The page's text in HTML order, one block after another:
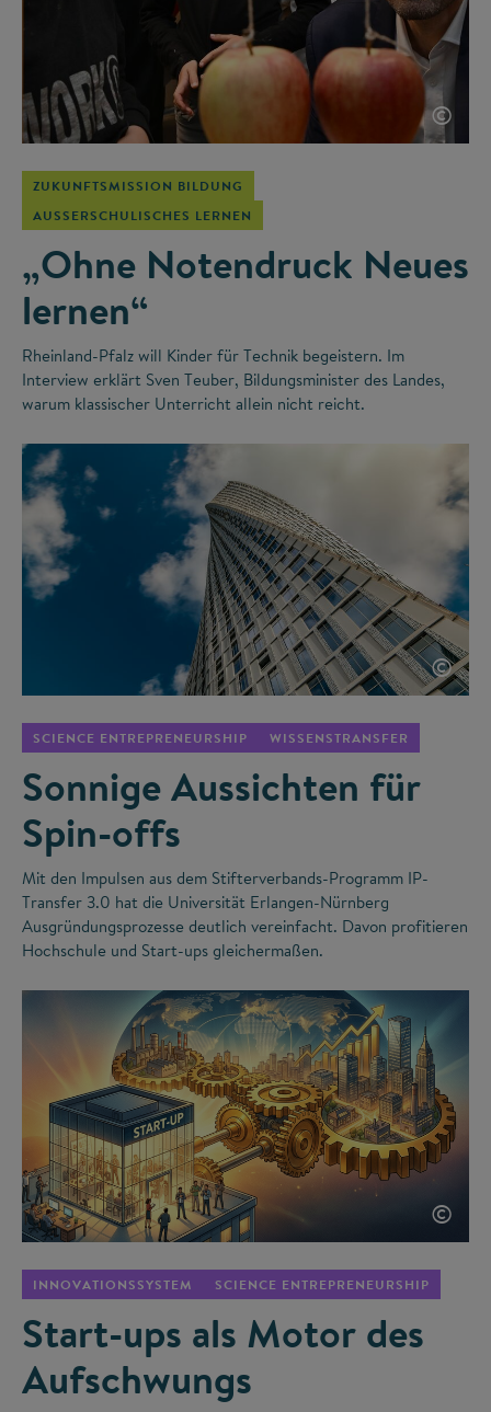
©
ZUKUNFTSMISSION BILDUNG
AUSSERSCHULISCHES LERNEN
„Ohne Notendruck Neues
lernen“
Rheinland-Pfalz will Kinder für Technik begeistern. Im
Interview erklärt Sven Teuber, Bildungsminister des Landes,
warum klassischer Unterricht allein nicht reicht.
©
SCIENCE ENTREPRENEURSHIP WISSENSTRANSFER
Sonnige Aussichten für
Spin-offs
Mit den Impulsen aus dem Stifterverbands-Programm IP-
Transfer 3.0 hat die Universität Erlangen-Nürnberg
Ausgründungsprozesse deutlich vereinfacht. Davon profitieren
Hochschule und Start-ups gleichermaßen.
©
INNOVATIONSSYSTEM SCIENCE ENTREPRENEURSHIP
Start-ups als Motor des
Aufschwungs